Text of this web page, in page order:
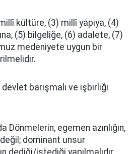
kültüre, (3) millî yapıya, (4)
(5) bilgeliğe, (6) adalete, (7)
medeniyete uygun bir
barışmalı ve işbirliği
Dönmelerin, egemen azınlığın,
dominant unsur
dediği/istediği yapılmalıdır.